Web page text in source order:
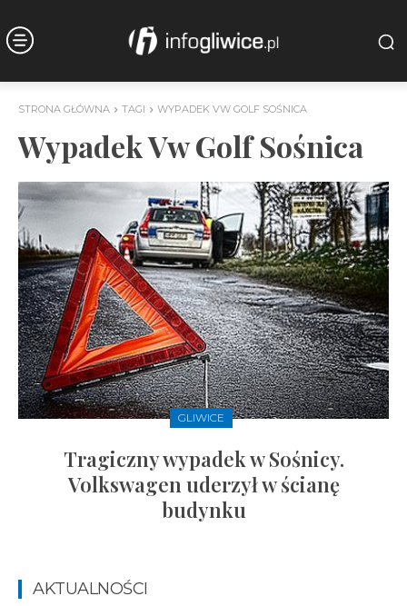
STRONA GŁÓWNA TAGI WYPADEK VW GOLF SOŚNICA
Wypadek Vw Golf Sośnica
GLIWICE
Tragiczny wypadek w Sośnicy.
Volkswagen uderzył w ścianę
budynku
AKTUALNOŚCI